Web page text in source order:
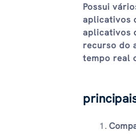
Possui
aplicativos
aplicativos
recurso do
tempo real